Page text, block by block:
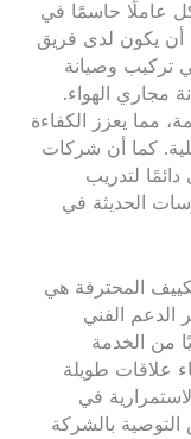
عاملًا حاسمًا في
أن يكون لدى فريق
تركيب وصيانة
مجاري الهواء.
مما يعزز الكفاءة
كما أن شركات
لتدريب
الحديثة في
المحترفة هي
الدعم الفني
من الخدمة
علاقات طويلة
في
بالشركة